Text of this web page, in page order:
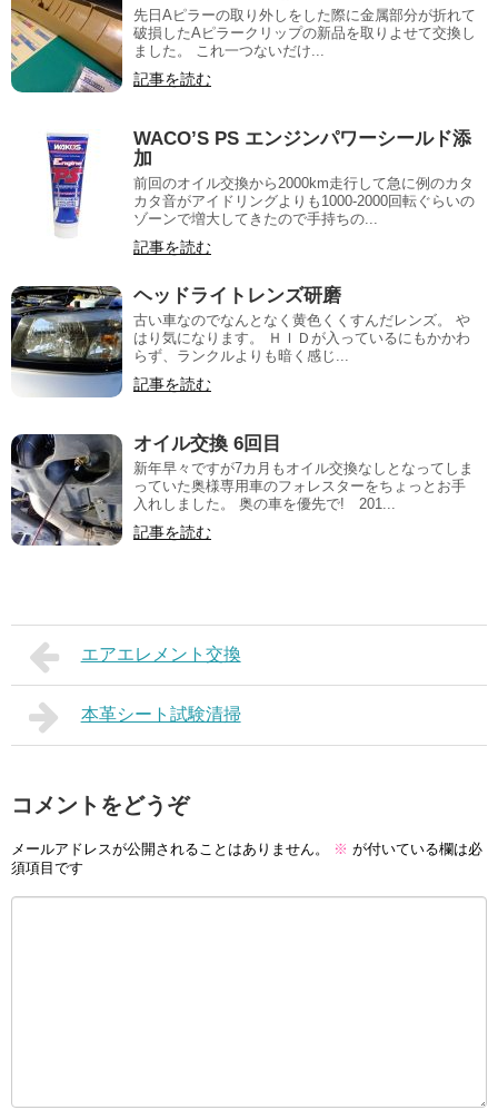
先日Aピラーの取り外しをした際に金属部分が折れて
破損したAピラークリップの新品を取りよせて交換し
ました。 これ一つないだけ...
記事を読む
WACO’S PS エンジンパワーシールド添
加
前回のオイル交換から2000km走行して急に例のカタ
カタ音がアイドリングよりも1000-2000回転ぐらいの
ゾーンで増大してきたので手持ちの...
記事を読む
ヘッドライトレンズ研磨
古い車なのでなんとなく黄色くくすんだレンズ。 や
はり気になります。 ＨＩＤが入っているにもかかわ
らず、ランクルよりも暗く感じ...
記事を読む
オイル交換 6回目
新年早々ですが7カ月もオイル交換なしとなってしま
っていた奥様専用車のフォレスターをちょっとお手
入れしました。 奥の車を優先で! 201...
記事を読む
エアエレメント交換
本革シート試験清掃
コメントをどうぞ
メールアドレスが公開されることはありません。 ※ が付いている欄は必
須項目です